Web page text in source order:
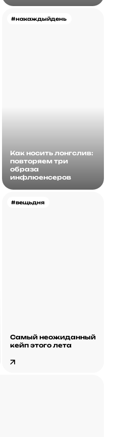
#накаждыйдень
Как носить лонгслив:
повторяем три
образа
инфлюенсеров
#вещьдня
Самый неожиданный
кейп этого лета